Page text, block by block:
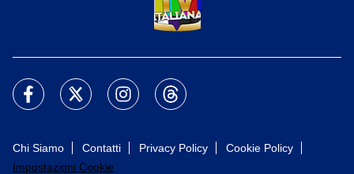
Chi Siamo Contatti Privacy Policy
Cookie Policy
Impostazioni Cookie